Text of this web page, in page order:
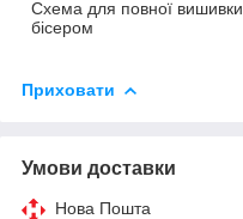
Схема для повної вишивки
бісером
Приховати
Умови доставки
Нова Пошта